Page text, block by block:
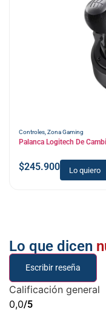
Controles Zona Gaming
Palanca Logitech De
$245.900 Lo quiero
Lo que dicen
Escribir reseña
Calificación general
0,0/5